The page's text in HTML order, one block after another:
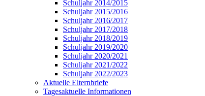
Schuljahr 2014/2015
Schuljahr 2015/2016
Schuljahr 2016/2017
Schuljahr 2017/2018
Schuljahr 2018/2019
Schuljahr 2019/2020
Schuljahr 2020/2021
Schuljahr 2021/2022
Schuljahr 2022/2023
Aktuelle Elternbriefe
Tagesaktuelle Informationen